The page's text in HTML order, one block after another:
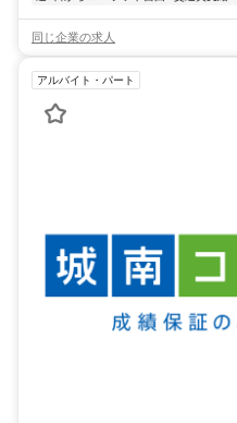
同じ企業の求人
アルバイト・パート